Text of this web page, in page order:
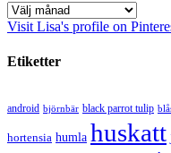
Arkiv
Visit Lisa's profile on
Etiketter
android björnbär black parrot tulip
hortensia humla huskatt